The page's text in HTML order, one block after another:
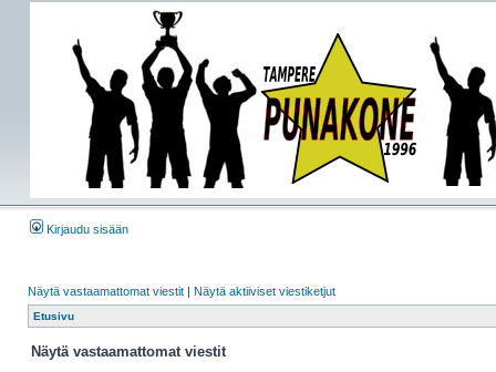
Kirjaudu sisään
Näytä vastaamattomat viestit | Näytä aktiiviset viestiketjut
Etusivu
Näytä vastaamattomat viestit